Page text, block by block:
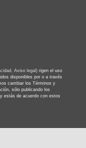
Aviso legal) rigen el uso
disponibles por o a través
cambiar los Términos y
sólo publicando los
estás de acuerdo con estos